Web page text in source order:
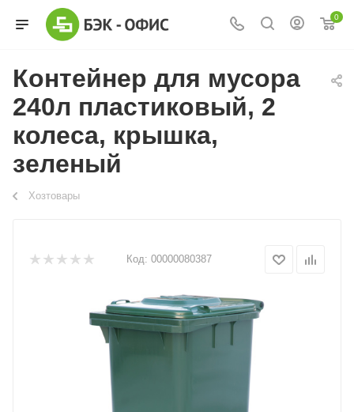
0
Контейнер для мусора
240л пластиковый, 2
колеса, крышка,
зеленый
Хозтовары
Код: 00000080387